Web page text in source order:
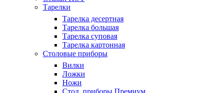
Тарелки
Тарелка десертная
Тарелка большая
Тарелка суповая
Тарелка картонная
Столовые приборы
Вилки
Ложки
Ножи
Стол. приборы Премиум